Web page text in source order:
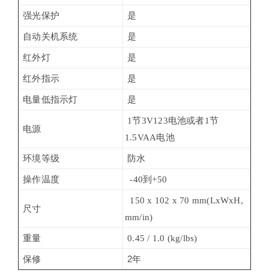
强光保护 是
自动关机系统 是
红外灯 是
红外指示 是
电量低指示灯 是
电源
1节3V123电池或者1节
1.5VAA电池
环境等级 防水
操作温度 -40到+50
尺寸
150 x 102 x 70 mm(LxWxH,
mm/in)
重量 0.45 / 1.0 (kg/lbs)
保修 2年